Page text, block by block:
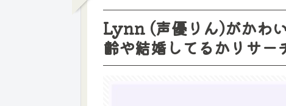
Lynn (声優りん)がかわ
齢や結婚してるかリサー